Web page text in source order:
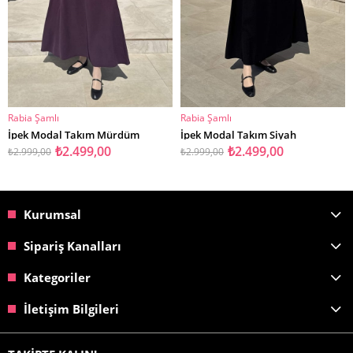
SEPETE EKLE
Rabia Şamlı
İpek Modal Takım Mürdüm
₺2.499,00
₺2.999,00
SEPETE EKLE
Rabia Şamlı
İpek Modal Takım Siyah
₺2.499,00
₺2.999,00
Kurumsal
Sipariş Kanalları
Kategoriler
İletişim Bilgileri